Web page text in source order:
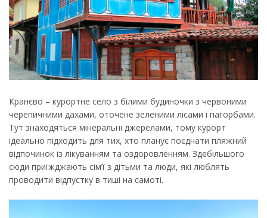
Кранєво – курортне село з білими будиночки з червоними
черепичними дахами, оточене зеленими лісами і пагорбами.
Тут знаходяться мінеральні джерелами, тому курорт
ідеально підходить для тих, хто планує поєднати пляжний
відпочинок із лікуванням та оздоровленням. Здебільшого
сюди приїжджають сім’ї з дітьми та люди, які люблять
проводити відпустку в тиші на самоті.